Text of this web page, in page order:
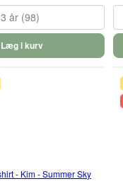
3 år (98)
Læg i kurv